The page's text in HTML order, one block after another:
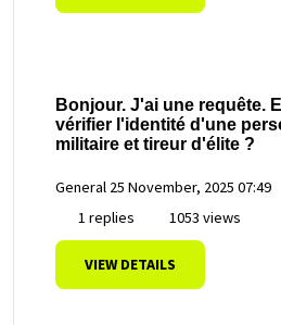
Bonjour. J'ai une requête.
vérifier l'identité d'une
militaire et tireur d'élite ?
General 25 November, 2025 07:49
1 replies
1053 views
VIEW DETAILS